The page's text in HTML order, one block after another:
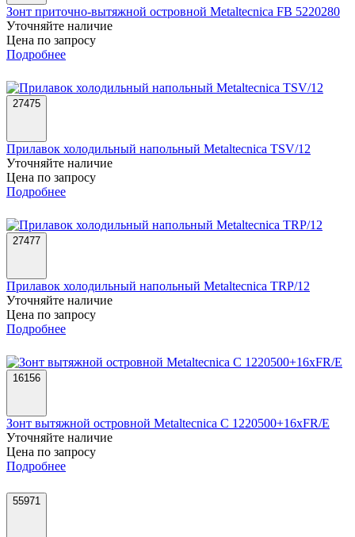
Зонт приточно-вытяжной островной Metaltecnica FB 5220280
Уточняйте наличие
Цена по запросу
Подробнее
27475
Прилавок холодильный напольный Metaltecnica TSV/12
Уточняйте наличие
Цена по запросу
Подробнее
27477
Прилавок холодильный напольный Metaltecnica TRP/12
Уточняйте наличие
Цена по запросу
Подробнее
16156
Зонт вытяжной островной Metaltecnica C 1220500+16xFR/E
Уточняйте наличие
Цена по запросу
Подробнее
55971